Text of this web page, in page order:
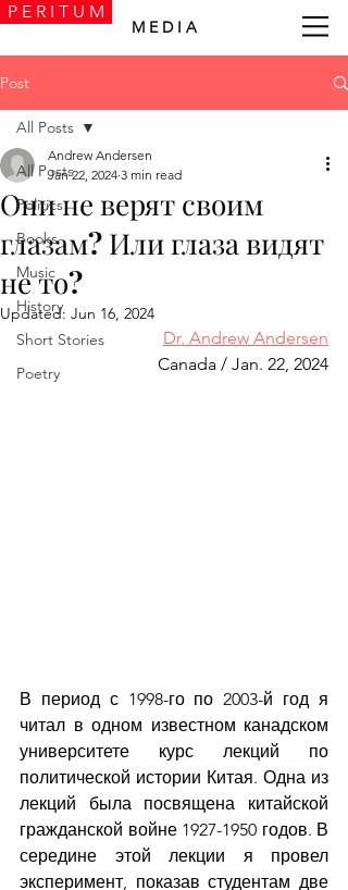
P E R I T U M
M E D I A
Post
All Posts
Politics
Books
Music
History
Short Stories
Poetry
All Posts
Они не верят своим
глазам? Или глаза видят
не то?
Andrew Andersen
Jan 22, 2024 3 min read
Updated: Jun 16, 2024
Dr. Andrew Andersen
Canada / Jan. 22, 2024
В период с 1998-го по 2003-й год я
читал в одном известном канадском
университете курс лекций по
политической истории Китая. Одна из
лекций была посвящена китайской
гражданской войне 1927-1950 годов. В
середине этой лекции я провел
эксперимент, показав студентам две